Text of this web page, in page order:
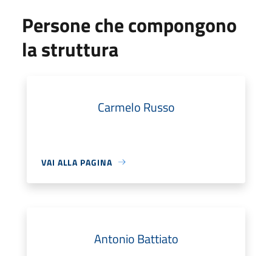
Persone che compongono
la struttura
Carmelo Russo
VAI ALLA PAGINA
Antonio Battiato